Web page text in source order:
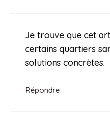
Je trouve que cet
certains quartiers
solutions concrètes.
Répondre